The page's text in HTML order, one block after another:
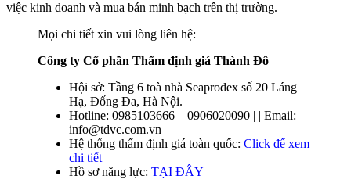
việc kinh doanh và mua bán minh bạch trên thị trường.
Mọi chi tiết xin vui lòng liên hệ:
Công ty Cổ phần Thẩm định giá Thành Đô
Hội sở: Tầng 6 toà nhà Seaprodex số 20 Láng
Hạ, Đống Đa, Hà Nội.
Hotline: 0985103666 – 0906020090 | | Email:
info@tdvc.com.vn
Hệ thống thẩm định giá toàn quốc: Click để xem
chi tiết
Hồ sơ năng lực: TẠI ĐÂY